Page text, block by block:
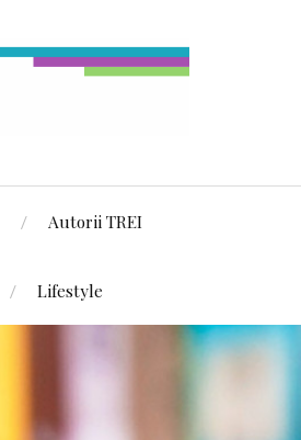
Autorii TREI
Lifestyle